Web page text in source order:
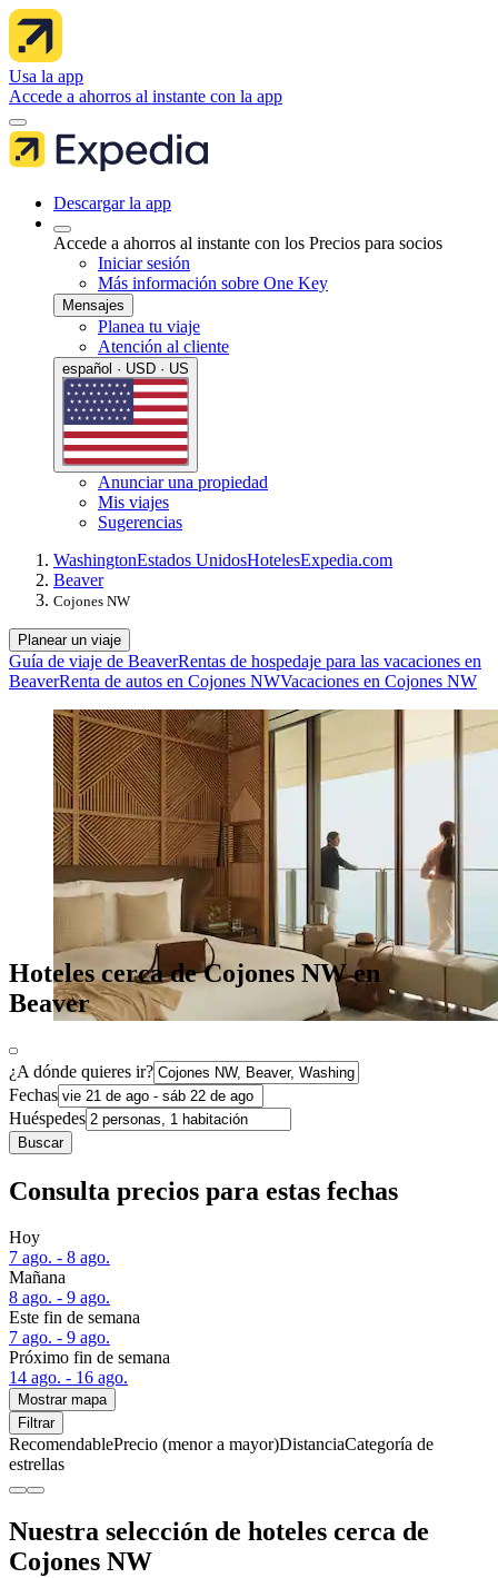
Usa la app
Accede a ahorros al instante con la app
Descargar la app
Accede a ahorros al instante con los Precios para socios
Iniciar sesión
Más información sobre One Key
Mensajes
Planea tu viaje
Atención al cliente
español · USD · US
Anunciar una propiedad
Mis viajes
Sugerencias
WashingtonEstados UnidosHotelesExpedia.com
Beaver
Cojones NW
Planear un viaje
Guía de viaje de BeaverRentas de hospedaje para las vacaciones en
BeaverRenta de autos en Cojones NWVacaciones en Cojones NW
Hoteles cerca de Cojones NW en
Beaver
¿A dónde quieres ir?
Fechas
Huéspedes
Buscar
Consulta precios para estas fechas
Hoy
7 ago. - 8 ago.
Mañana
8 ago. - 9 ago.
Este fin de semana
7 ago. - 9 ago.
Próximo fin de semana
14 ago. - 16 ago.
Mostrar mapa
Filtrar
RecomendablePrecio (menor a mayor)DistanciaCategoría de
estrellas
Nuestra selección de hoteles cerca de
Cojones NW